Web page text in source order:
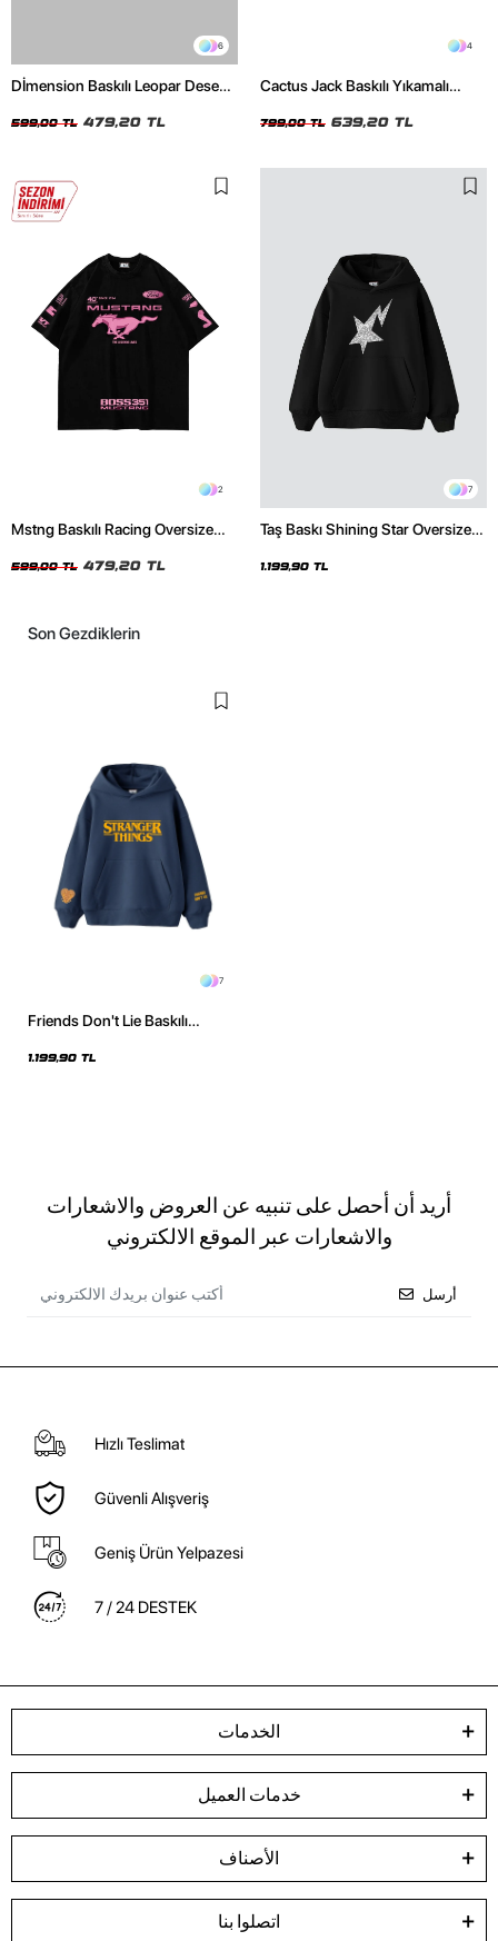
6
Dİmension Baskılı Leopar Desenli
Tshirt
599,00 TL 479,20 TL
4
Cactus Jack Baskılı Yıkamalı
799,00 TL 639,20 TL
2
Mstng Baskılı Racing Oversize
599,00 TL 479,20 TL
7
Taş Baskı Shining Star Oversize
1.199,90 TL
Son Gezdiklerin
7
Friends Don't Lie Baskılı
1.199,90 TL
أريد أن أحصل على تنبيه عن العروض والاشعارات
والاشعارات عبر الموقع الالكتروني
أرسل
Hızlı Teslimat
Güvenli Alışveriş
Geniş Ürün Yelpazesi
7 / 24 DESTEK
الخدمات
خدمات العميل
الأصناف
اتصلوا بنا